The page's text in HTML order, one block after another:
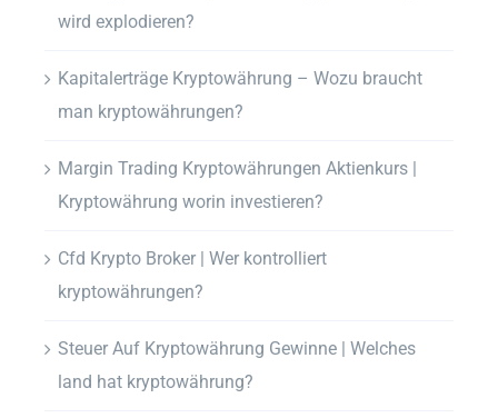
wird explodieren?
Kapitalerträge Kryptowährung – Wozu braucht
man kryptowährungen?
Margin Trading Kryptowährungen Aktienkurs |
Kryptowährung worin investieren?
Cfd Krypto Broker | Wer kontrolliert
kryptowährungen?
Steuer Auf Kryptowährung Gewinne | Welches
land hat kryptowährung?